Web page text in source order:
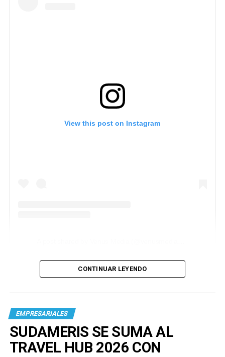
View this post on Instagram
CONTINUAR LEYENDO
EMPRESARIALES
SUDAMERIS SE SUMA AL
TRAVEL HUB 2026 CON